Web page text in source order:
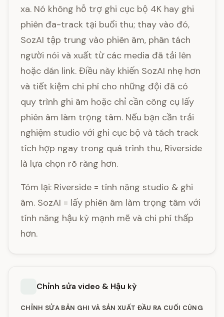
xa. Nó không hỗ trợ ghi cục bộ 4K hay ghi
phiên đa-track tại buổi thu; thay vào đó,
SozAI tập trung vào phiên âm, phân tách
người nói và xuất từ các media đã tải lên
hoặc dán link. Điều này khiến SozAI nhẹ hơn
và tiết kiệm chi phí cho những đội đã có
quy trình ghi âm hoặc chỉ cần công cụ lấy
phiên âm làm trọng tâm. Nếu bạn cần trải
nghiệm studio với ghi cục bộ và tách track
tích hợp ngay trong quá trình thu, Riverside
là lựa chọn rõ ràng hơn.
Tóm lại: Riverside = tính năng studio & ghi
âm. SozAI = lấy phiên âm làm trọng tâm với
tính năng hậu kỳ mạnh mẽ và chi phí thấp
hơn.
Chỉnh sửa video & Hậu kỳ
CHỈNH SỬA BẢN GHI VÀ SẢN XUẤT ĐẦU RA CUỐI CÙNG